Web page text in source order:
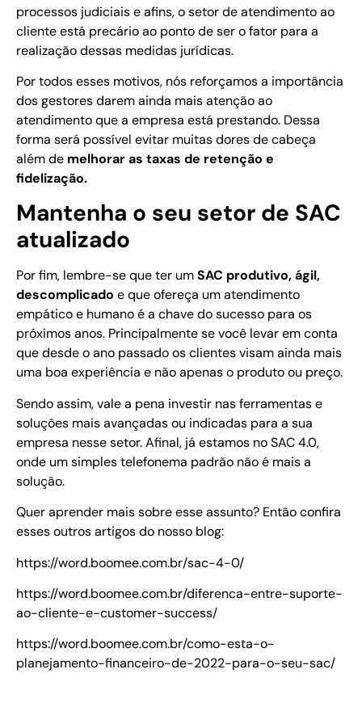
processos judiciais e afins, o setor de atendimento ao
cliente está precário ao ponto de ser o fator para a
realização dessas medidas jurídicas.
Por todos esses motivos, nós reforçamos a importância
dos gestores darem ainda mais atenção ao
atendimento que a empresa está prestando. Dessa
forma será possível evitar muitas dores de cabeça
além de melhorar as taxas de retenção e
fidelização.
Mantenha o seu setor de SAC
atualizado
Por fim, lembre-se que ter umSAC produtivo, ágil,
descomplicado e que ofereça um atendimento
empático e humano é a chave do sucesso para os
próximos anos. Principalmente se você levar em conta
que desde o ano passado os clientes visam ainda mais
uma boa experiência e não apenas o produto ou preço.
Sendo assim, vale a pena investir nas ferramentas e
soluções mais avançadas ou indicadas para a sua
empresa nesse setor. Afinal, já estamos no SAC 4.0,
onde um simples telefonema padrão não é mais a
solução.
Quer aprender mais sobre esse assunto? Então confira
esses outros artigos do nosso blog:
https://word.boomee.com.br/sac-4-0/
https://word.boomee.com.br/diferenca-entre-suporte-
ao-cliente-e-customer-success/
https://word.boomee.com.br/como-esta-o-
planejamento-financeiro-de-2022-para-o-seu-sac/